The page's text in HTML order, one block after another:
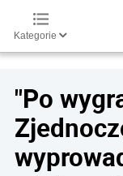
Kategorie
"Po